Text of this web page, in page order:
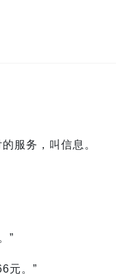
服务，叫信息。
”
元。”